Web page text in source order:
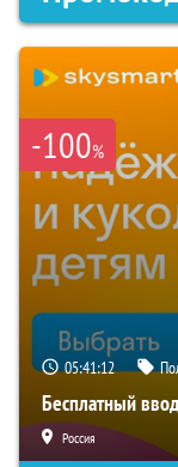
-100%
05:41:12
Бесплатный
Россия